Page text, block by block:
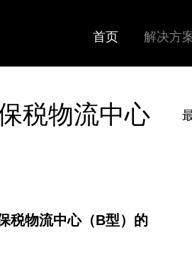
首页 解决方
税物流中心
税物流中心（B型）的